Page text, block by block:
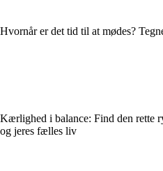
Hvornår er det tid til at mødes?
Kærlighed i balance: Find den rette
og jeres fælles liv